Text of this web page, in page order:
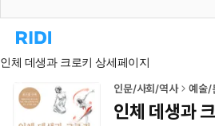
리
홈
로
이
동
인체 데생과 크로키 상세페이지
인문/사회/역사 예술/
인체 데생과